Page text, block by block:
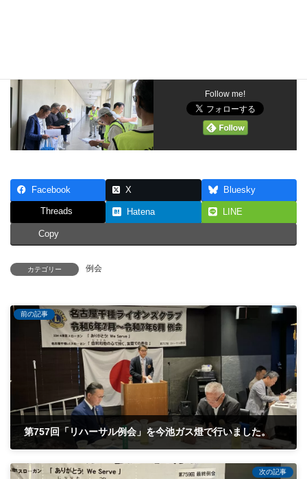
Follow me!
Facebook X Bluesky
Threads Hatena LINE
Copy
カテゴリー 例会
前の記事
第757回「リハーサル例会」を今池ガス燈で行いました。
次の記事